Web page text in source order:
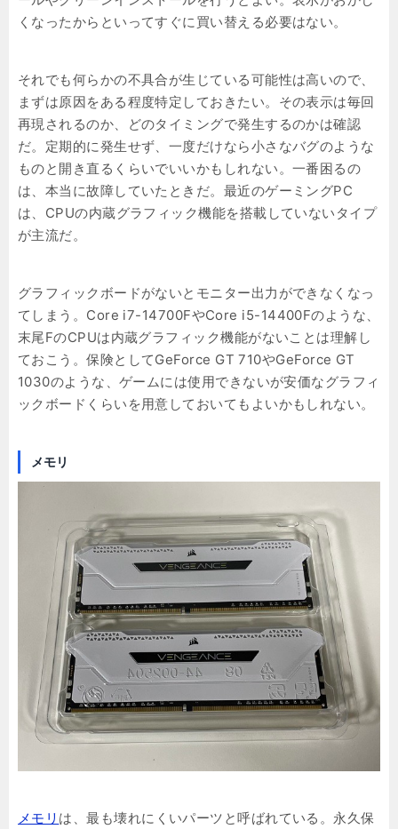
くなったからといってすぐに買い替える必要はない。
それでも何らかの不具合が生じている可能性は高いので、
まずは原因をある程度特定しておきたい。その表示は毎回
再現されるのか、どのタイミングで発生するのかは確認
だ。定期的に発生せず、一度だけなら小さなバグのような
ものと開き直るくらいでいいかもしれない。一番困るの
は、本当に故障していたときだ。最近のゲーミングPC
は、CPUの内蔵グラフィック機能を搭載していないタイプ
が主流だ。
グラフィックボードがないとモニター出力ができなくなっ
てしまう。Core i7-14700FやCore i5-14400Fのような、
末尾FのCPUは内蔵グラフィック機能がないことは理解し
ておこう。保険としてGeForce GT 710やGeForce GT
1030のような、ゲームには使用できないが安価なグラフィ
ックボードくらいを用意しておいてもよいかもしれない。
メモリ
メモリ は、最も壊れにくいパーツと呼ばれている。永久保